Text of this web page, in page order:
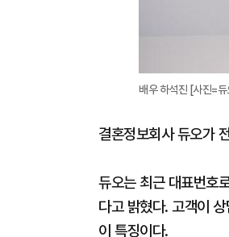
배우 하석진 [사진=듀
결혼정보회사 듀오가
듀오는 최근 대표번호
다고 밝혔다. 고객이
이 특징이다.